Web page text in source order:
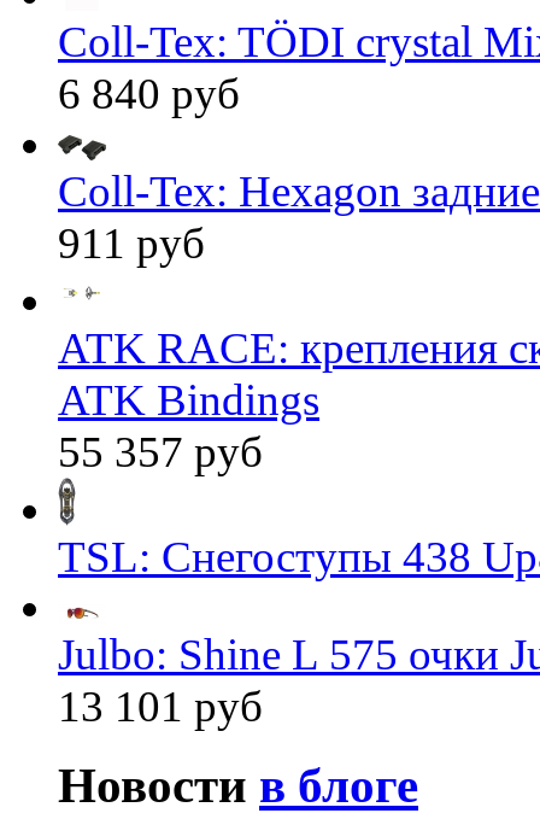
Coll-Tex: TÖDI crystal
6 840 руб
Coll-Tex: Hexagon
911 руб
ATK RACE: крепления
ATK Bindings
55 357 руб
TSL: Снегоступы 438
Julbo: Shine L 575 очки
13 101 руб
Новости в блоге